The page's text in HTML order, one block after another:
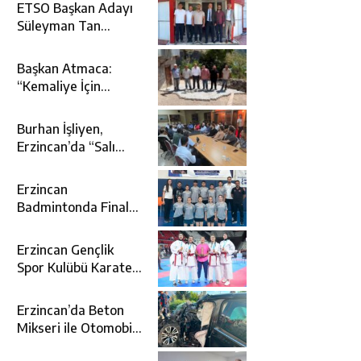
ETSO Başkan Adayı
Süleyman Tan
Başkan Atmaca:
“Kemaliye İçin
Yorulmadan
Çalışıyoruz”
Burhan İşliyen,
Erzincan’da “Salı
Oldu
Erzincan
Badmintonda Finale
Erzincan Gençlik
Spor Kulübü Karate
Üçüncüsü Oldu
Erzincan’da Beton
Mikseri ile Otomobil